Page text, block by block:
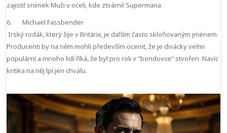
zajistil snímek Muži v oceli, kde ztvárnil Supermana.
6. Michael Fassbender
Irský rodák, který žije v Británii, je dalším často skloňovaným jménem.
Producenti by na něm mohli především ocenit, že je divácky velmi
populární a mnoho lidí říká, že byl pro roli v “bondovce“ stvořen. Navíc
kritika na něj lpí jen chválu.